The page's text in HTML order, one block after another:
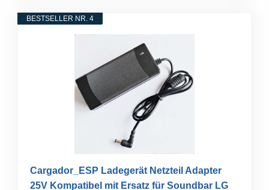
BESTSELLER NR. 4
Cargador_ESP Ladegerät Netzteil Adapter
25V Kompatibel mit Ersatz für Soundbar LG